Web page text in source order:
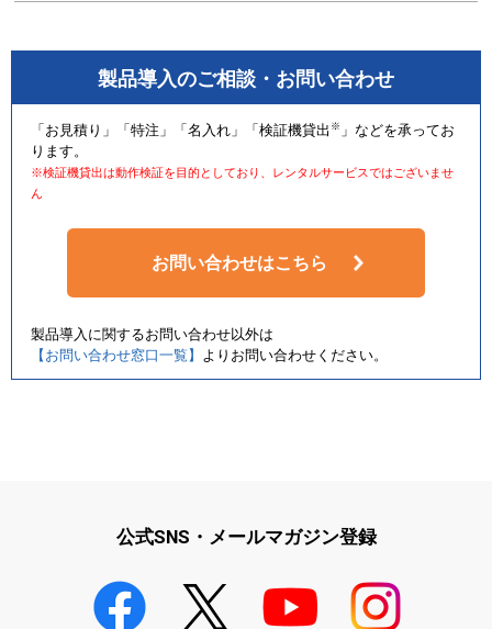
製品導入のご相談・お問い合わせ
「お見積り」「特注」「名入れ」「検証機貸出 ※ 」などを承ってお
ります。
※検証機貸出は動作検証を目的としており、レンタルサービスではございませ
ん
お問い合わせはこちら
製品導入に関するお問い合わせ以外は
【お問い合わせ窓口一覧】
よりお問い合わせください。
公式SNS・メールマガジン登録